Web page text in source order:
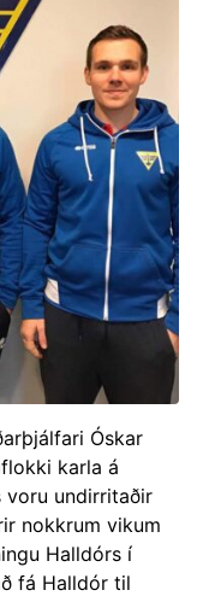
Óskar
karla á
voru undirritaðir
nokkrum vikum
Halldórs í
fá Halldór til